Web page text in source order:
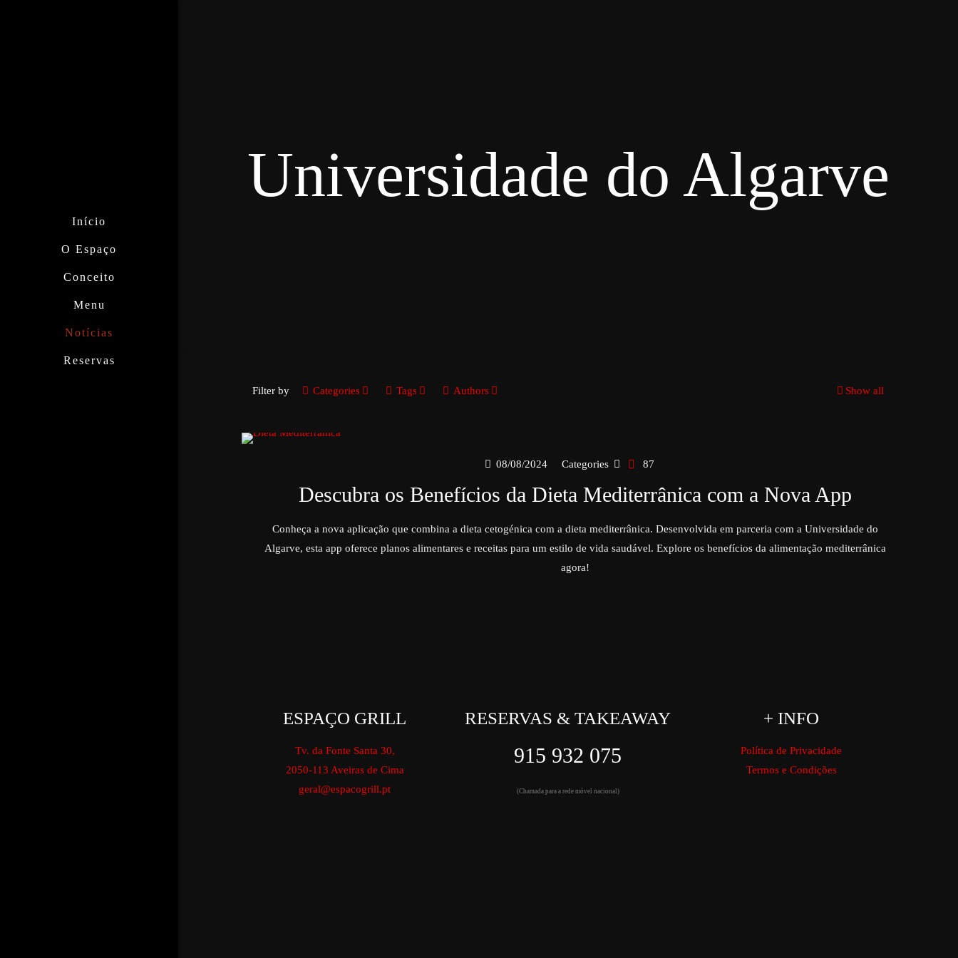
Início
O Espaço
Conceito
Menu
Notícias
Reservas
Universidade do Algarve
Filter by Categories Tags Authors Show all
08/08/2024 Categories 87
Descubra os Benefícios da Dieta Mediterrânica com a Nova App
Conheça a nova aplicação que combina a dieta cetogénica com a dieta mediterrânica. Desenvolvida em parceria com a Universidade do
Algarve, esta app oferece planos alimentares e receitas para um estilo de vida saudável. Explore os benefícios da alimentação mediterrânica
agora!
ESPAÇO GRILL
Tv. da Fonte Santa 30,
2050-113 Aveiras de Cima
geral@espacogrill.pt
RESERVAS & TAKEAWAY
915 932 075
(Chamada para a rede móvel nacional)
+ INFO
Política de Privacidade
Termos e Condições